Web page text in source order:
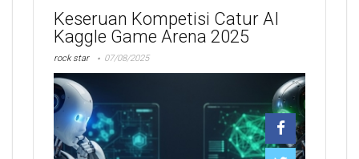
Keseruan Kompetisi Catur AI
Kaggle Game Arena 2025
rock star 07/08/2025